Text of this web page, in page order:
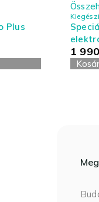
Plus
1 990